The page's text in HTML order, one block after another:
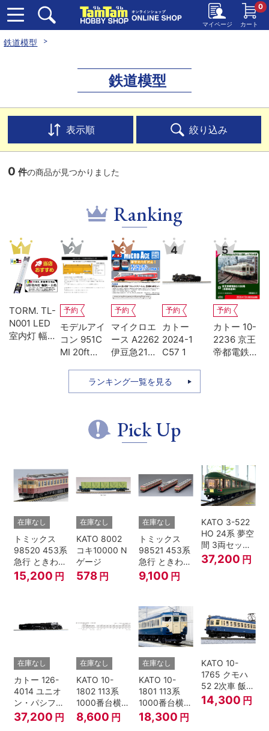
マイページ カート
0
鉄道模型
鉄道模型
表示順 絞り込み
0 件の商品が見つかりました
Ranking
1
TORM. TL-
N001 LED
室内灯 幅狭
2
予約
モデルアイ
コン 951C
MI 20ft
3
予約
マイクロエ
ース A2262
伊豆急2100
ルファ・リ
ゾート21 登
4
予約
カトー
2024-1
C57 1
5
予約
カトー 10-
2236 京王
帝都電鉄
ランキング一覧を見る
Pick Up
在庫なし
トミックス
98520 453系
急行 ときわ
基本4両セッ
ト Nゲージ
15,200 円
在庫なし
KATO 8002
コキ10000 N
ゲージ
578 円
在庫なし
トミックス
98521 453系
急行 ときわ
増結3両セッ
ト Nゲージ
9,100 円
KATO 3-522
HO 24系 夢空
間 3両セット
HOゲージ
37,200 円
在庫なし
カトー 126-
4014 ユニオ
ン・パシフィ
ック鉄道 ビッ
グボーイ＃
37,200 円
在庫なし
KATO 10-
1802 113系
1000番台横須
賀・総武快速
線 増結4両セ
8,600 円
在庫なし
KATO 10-
1801 113系
1000番台横須
賀・総武快速
線 基本7両セ
18,300 円
KATO 10-
1765 クモハ
52 2次車 飯田
線 4両セット
Nゲージ
14,300 円